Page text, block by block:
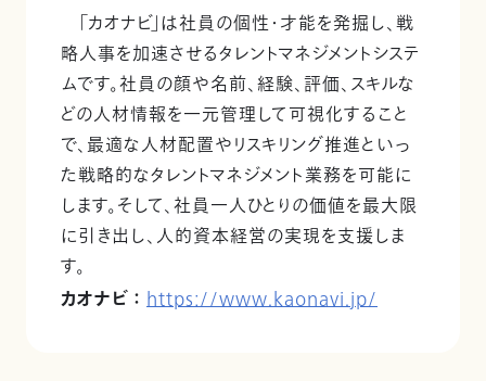
「カオナビ」は社員の個性・才能を発掘し、戦
略人事を加速させるタレントマネジメントシステ
ムです。社員の顔や名前、経験、評価、スキルな
どの人材情報を一元管理して可視化すること
で、最適な人材配置やリスキリング推進といっ
た戦略的なタレントマネジメント業務を可能に
します。そして、社員一人ひとりの価値を最大限
に引き出し、人的資本経営の実現を支援しま
す。
カオナビ ： https://www.kaonavi.jp/